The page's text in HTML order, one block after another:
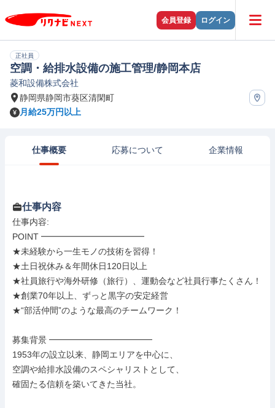
会員登録 ログイン
正社員
空調・給排水設備の施工管理/静岡本店
菱和設備株式会社
静岡県静岡市葵区清閑町
月給25万円以上
仕事概要 応募について 企業情報
仕事内容
仕事内容:
POINT ━━━━━━━━━━━━
★未経験から一生モノの技術を習得！
★土日祝休み＆年間休日120日以上
★社員旅行や海外研修（旅行）、運動会など社員行事たくさん！
★創業70年以上、ずっと黒字の安定経営
★“部活仲間”のような最高のチームワーク！
募集背景 ━━━━━━━━━━━━
1953年の設立以来、静岡エリアを中心に、
空調や給排水設備のスペシャリストとして、
確固たる信頼を築いてきた当社。